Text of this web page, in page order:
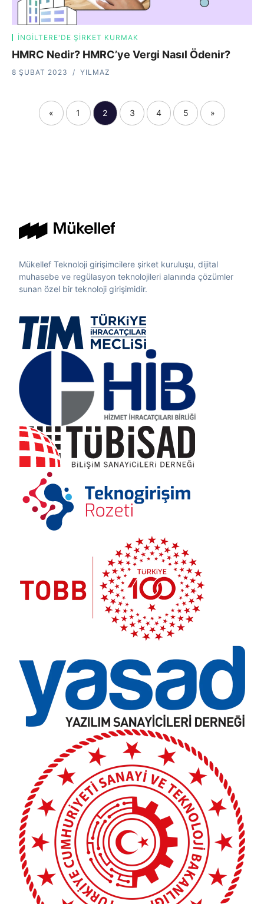
İNGILTERE'DE ŞIRKET KURMAK
HMRC Nedir? HMRC’ye Vergi Nasıl Ödenir?
8 ŞUBAT 2023 YILMAZ
« 1 2 3 4 5 »
Mükellef Teknoloji girişimcilere şirket kuruluşu, dijital
muhasebe ve regülasyon teknolojileri alanında çözümler
sunan özel bir teknoloji girişimidir.